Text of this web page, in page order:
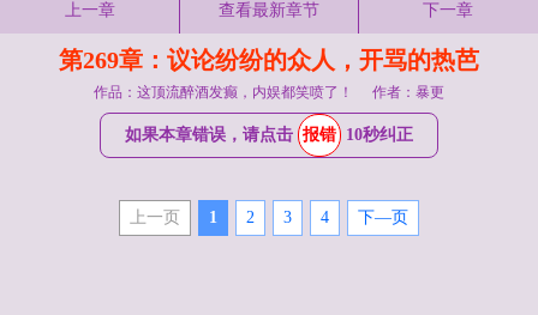
上一章 查看最新章节 下一章
第269章：议论纷纷的众人，开骂的热芭
作品：这顶流醉酒发癫，内娱都笑喷了！ 作者：暴更
如果本章错误，请点击 报错 10秒纠正
上一页 1 2 3 4 下—页